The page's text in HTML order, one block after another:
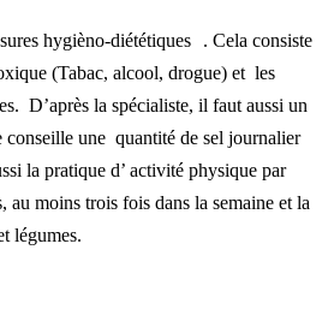
hygièno-diététiques . Cela consiste
(Tabac, alcool, drogue) et les
D’après la spécialiste, il faut aussi un
conseille une quantité de sel journalier
la pratique d’ activité physique par
moins trois fois dans la semaine et la
légumes.